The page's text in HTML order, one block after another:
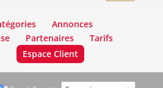
Annonces
Partenaires
Tarifs
Espace Client